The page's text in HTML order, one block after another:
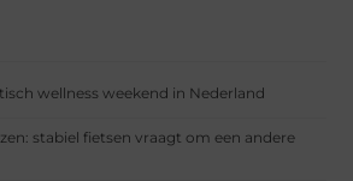
wellness weekend in Nederland
stabiel fietsen vraagt om een andere